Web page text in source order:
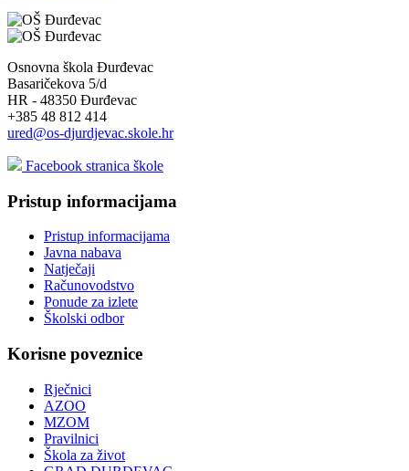
Osnovna škola Đurđevac
Basaričekova 5/d
HR - 48350 Đurđevac
+385 48 812 414
ured@os-djurdjevac.skole.hr
Facebook stranica škole
Pristup informacijama
Pristup informacijama
Javna nabava
Natječaji
Računovodstvo
Ponude za izlete
Školski odbor
Korisne poveznice
Rječnici
AZOO
MZOM
Pravilnici
Škola za život